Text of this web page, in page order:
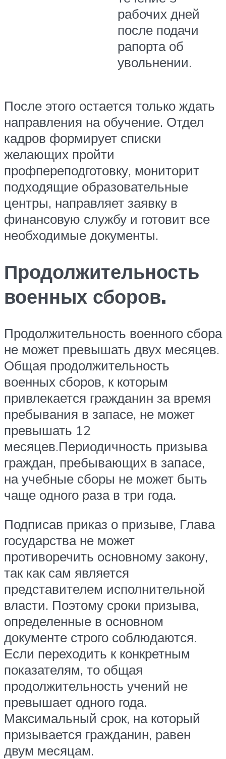
рабочих дней
после подачи
рапорта об
увольнении.
После этого остается только ждать
направления на обучение. Отдел
кадров формирует списки
желающих пройти
профпереподготовку, мониторит
подходящие образовательные
центры, направляет заявку в
финансовую службу и готовит все
необходимые документы.
Продолжительность
военных сборов.
Продолжительность военного сбора
не может превышать двух месяцев.
Общая продолжительность
военных сборов, к которым
привлекается гражданин за время
пребывания в запасе, не может
превышать 12
месяцев.Периодичность призыва
граждан, пребывающих в запасе,
на учебные сборы не может быть
чаще одного раза в три года.
Подписав приказ о призыве, Глава
государства не может
противоречить основному закону,
так как сам является
представителем исполнительной
власти. Поэтому сроки призыва,
определенные в основном
документе строго соблюдаются.
Если переходить к конкретным
показателям, то общая
продолжительность учений не
превышает одного года.
Максимальный срок, на который
призывается гражданин, равен
двум месяцам.